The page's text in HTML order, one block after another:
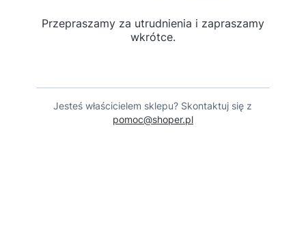
Przepraszamy za utrudnienia i zapraszamy
wkrótce.
Jesteś właścicielem sklepu? Skontaktuj się z
pomoc@shoper.pl